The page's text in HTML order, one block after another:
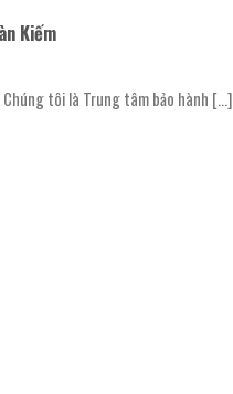
Kiếm
tôi là Trung tâm bảo hành [...]